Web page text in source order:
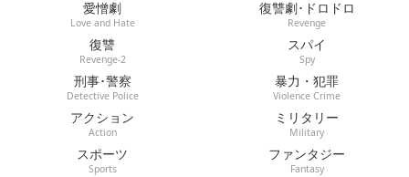
愛憎劇
Love and Hate
復讐劇･ドロドロ
Revenge
復讐
Revenge-2
スパイ
Spy
刑事･警察
Detective Police
暴力・犯罪
Violence Crime
アクション
Action
ミリタリー
Military
スポーツ
Sports
ファンタジー
Fantasy